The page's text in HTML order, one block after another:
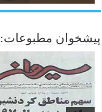
پیشخوان مطبوعات: